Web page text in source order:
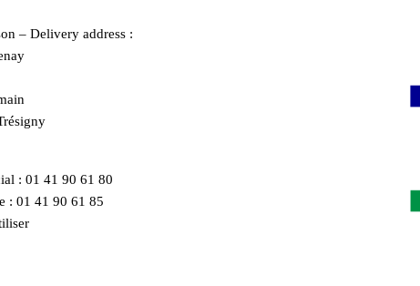
– Delivery address :
: 01 41 90 61 80
: 01 41 90 61 85